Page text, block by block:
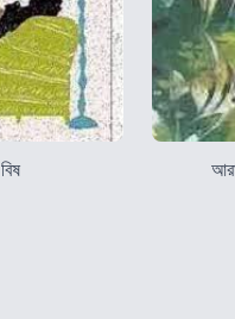
বিষ